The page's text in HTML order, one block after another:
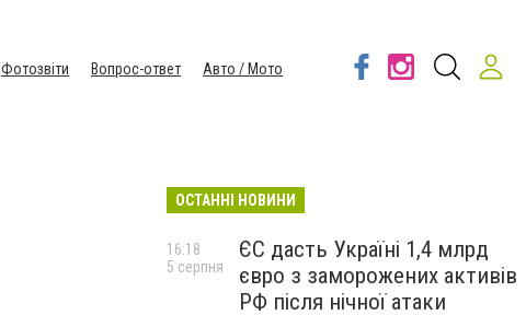
Фотозвіти Вопрос-ответ
Авто / Мото
ОСТАННІ НОВИНИ
ЄС дасть Україні 1,4 млрд
євро з заморожених активів
РФ після нічної атаки
16:18
5 серпня